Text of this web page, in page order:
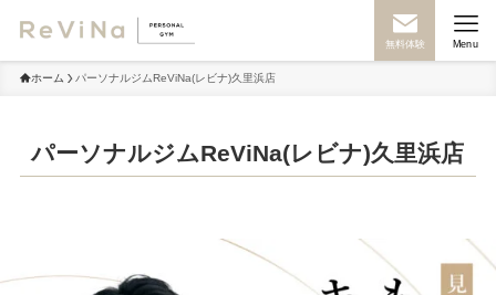
無料体験 Menu
ホーム パーソナルジムReViNa(レビナ)久里浜店
パーソナルジムReViNa(レビナ)久里浜店